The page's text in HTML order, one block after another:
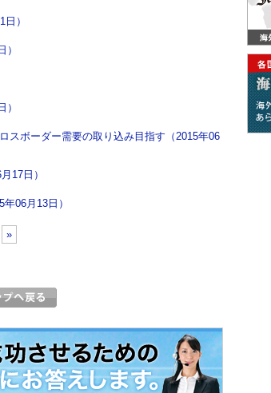
）
スボーダー需要の取り込み目指す（2015年06
17日）
06月13日）
»